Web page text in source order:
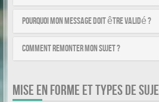
Pourquoi mon message doit être validé ?
Comment remonter mon sujet ?
MISE EN FORME ET TYPES DE